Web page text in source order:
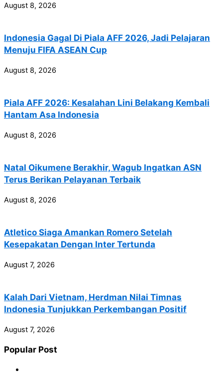
August 8, 2026
Indonesia Gagal Di Piala AFF 2026, Jadi Pelajaran
Menuju FIFA ASEAN Cup
August 8, 2026
Piala AFF 2026: Kesalahan Lini Belakang Kembali
Hantam Asa Indonesia
August 8, 2026
Natal Oikumene Berakhir, Wagub Ingatkan ASN
Terus Berikan Pelayanan Terbaik
August 8, 2026
Atletico Siaga Amankan Romero Setelah
Kesepakatan Dengan Inter Tertunda
August 7, 2026
Kalah Dari Vietnam, Herdman Nilai Timnas
Indonesia Tunjukkan Perkembangan Positif
August 7, 2026
Popular Post